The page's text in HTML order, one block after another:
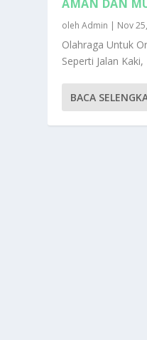
AMAN DAN
olehAdmin | Nov
Olahraga Untuk
Seperti Jalan
BACA